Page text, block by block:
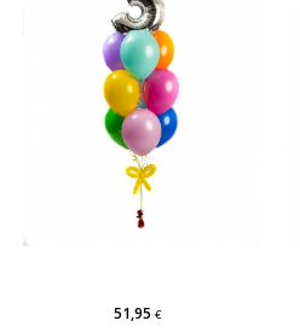
51,95 €